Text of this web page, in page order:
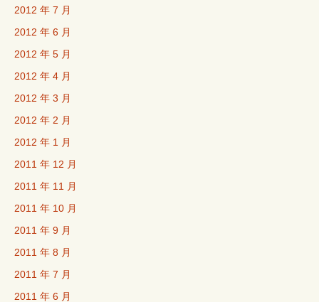
2012 年 7 月
2012 年 6 月
2012 年 5 月
2012 年 4 月
2012 年 3 月
2012 年 2 月
2012 年 1 月
2011 年 12 月
2011 年 11 月
2011 年 10 月
2011 年 9 月
2011 年 8 月
2011 年 7 月
2011 年 6 月